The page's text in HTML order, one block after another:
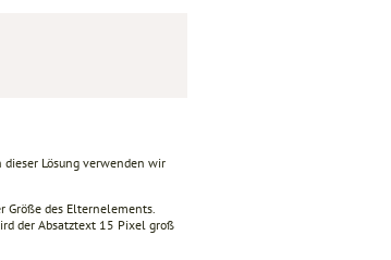
Lösung verwenden wir
Größe des Elternelements.
der Absatztext 15 Pixel groß